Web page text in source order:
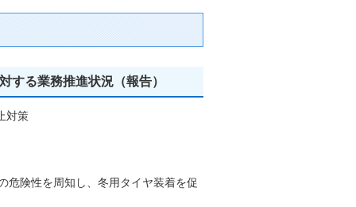
する業務推進状況（報告）
対策
危険性を周知し、冬用タイヤ装着を促